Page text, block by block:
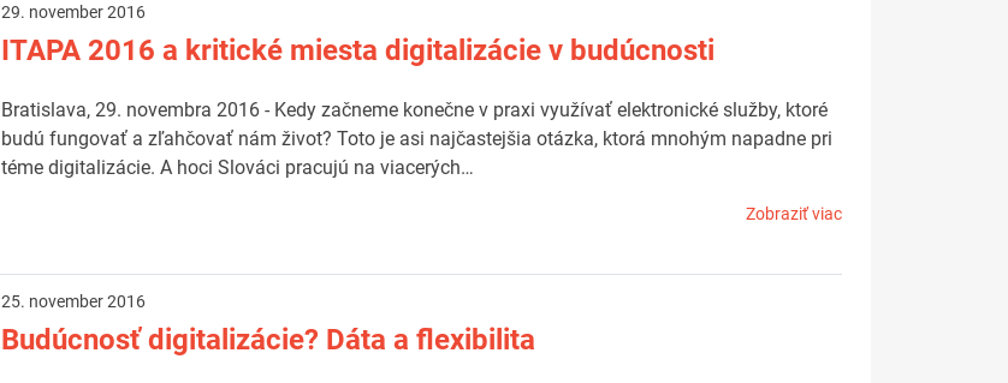
29. november 2016
ITAPA 2016 a kritické miesta digitalizácie v budúcnosti
Bratislava, 29. novembra 2016 - Kedy začneme konečne v praxi využívať elektronické služby, ktoré
budú fungovať a zľahčovať nám život? Toto je asi najčastejšia otázka, ktorá mnohým napadne pri
téme digitalizácie. A hoci Slováci pracujú na viacerých…
Zobraziť viac
25. november 2016
Budúcnosť digitalizácie? Dáta a flexibilita